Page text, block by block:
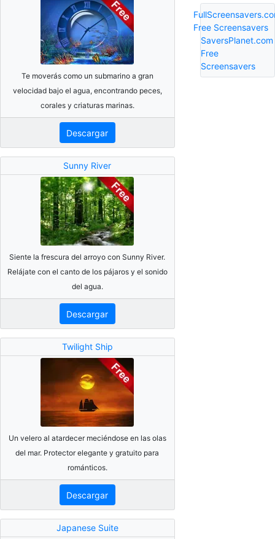
Te moverás como un submarino a gran
velocidad bajo el agua, encontrando peces,
corales y criaturas marinas.
Descargar
Sunny River
Siente la frescura del arroyo con Sunny River.
Relájate con el canto de los pájaros y el sonido
del agua.
Descargar
Twilight Ship
Un velero al atardecer meciéndose en las olas
del mar. Protector elegante y gratuito para
románticos.
Descargar
Japanese Suite
Free Screensavers
SaversPlanet.com
Free
Screensavers